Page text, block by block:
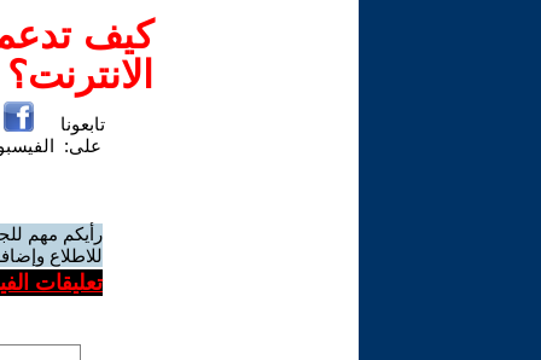
كيف
الانترنت؟
تابعونا
على:
رأيكم مهم
للاطلاع
تعليقات